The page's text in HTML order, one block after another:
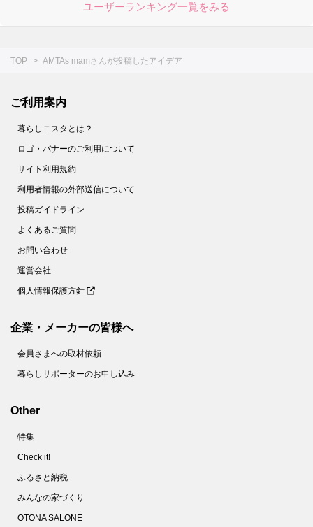
ユーザーランキング一覧をみる
TOP AMTAs mamさんが投稿したアイデア
ご利用案内
暮らしニスタとは？
ロゴ・バナーのご利用について
サイト利用規約
利用者情報の外部送信について
投稿ガイドライン
よくあるご質問
お問い合わせ
運営会社
個人情報保護方針
企業・メーカーの皆様へ
会員さまへの取材依頼
暮らしサポーターのお申し込み
Other
特集
Check it!
ふるさと納税
みんなの家づくり
OTONA SALONE